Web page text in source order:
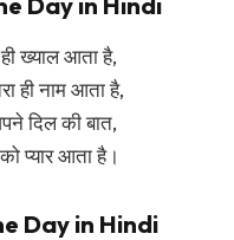
ख्याल आता है,
ही नाम आता है,
दिल की बात,
प्यार आता है।
Day in Hindi